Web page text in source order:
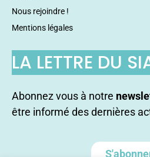
Nous rejoindre !
Mentions légales
LA LETTRE DU
Abonnez vous à notre
être informé des dernières